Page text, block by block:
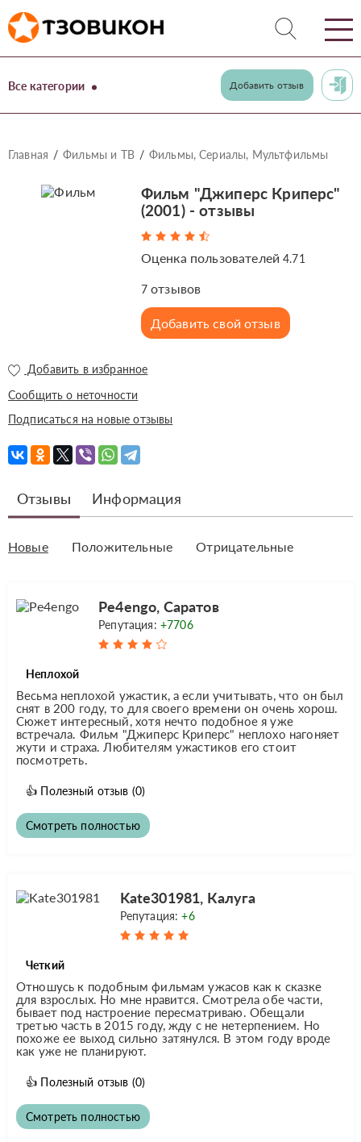
Все категории Добавить отзыв
Главная Фильмы и ТВ Фильмы, Сериалы, Мультфильмы
Фильм "Джиперс Криперс"
(2001) - отзывы
Оценка пользователей4.71
7отзывов
Добавить свой отзыв
Добавить в избранное
Сообщить о неточности
Подписаться на новые отзывы
Отзывы Информация
Новые Положительные Отрицательные
Pe4engo, Саратов
Репутация: +7706
Неплохой
Весьма неплохой ужастик, а если учитывать, что он был
снят в 200 году, то для своего времени он очень хорош.
Сюжет интересный, хотя нечто подобное я уже
встречала. Фильм "Джиперс Криперс" неплохо нагоняет
жути и страха. Любителям ужастиков его стоит
посмотреть.
👍 Полезный отзыв (0)
Смотреть полностью
Kate301981, Калуга
Репутация:+6
Четкий
Отношусь к подобным фильмам ужасов как к сказке
для взрослых. Но мне нравится. Смотрела обе части,
бывает под настроение пересматриваю. Обещали
третью часть в 2015 году, жду с не нетерпением. Но
похоже ее выход сильно затянулся. В этом году вроде
как уже не планируют.
👍 Полезный отзыв (0)
Смотреть полностью